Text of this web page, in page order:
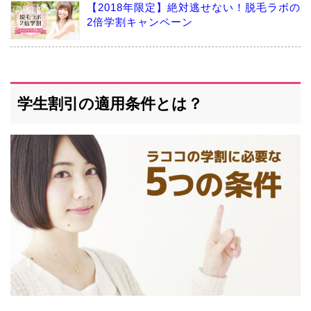
【2018年限定】絶対逃せない！脱毛ラボの
2倍学割キャンペーン
学生割引の適用条件とは？